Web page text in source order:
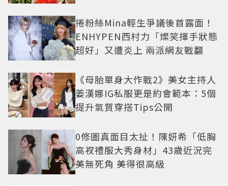
捲粉絲Mina輕生爭議後首露面！
ENHYPEN西村力「燦笑揮手狀態
超好」又遭炎上 兩派網友戰翻
《母胎單身大作戰2》美女主持人
姜漢娜IG私服更是約會範本：5個
提升氣質穿搭Tips公開
0修圖真面目太扯！陳妍希「低胸
高衩禮服大秀身材」43歲近況完
美無死角 美得很高級